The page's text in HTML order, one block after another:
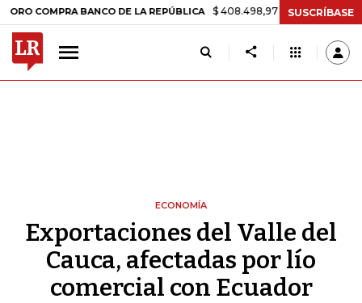
BANCO DE LA REPÚBLICA $ 408.498,97 +$ 8.753,81 +2,19%
SUSCRÍBASE
ECONOMÍA
Exportaciones del Valle del
Cauca, afectadas por lío
comercial con Ecuador